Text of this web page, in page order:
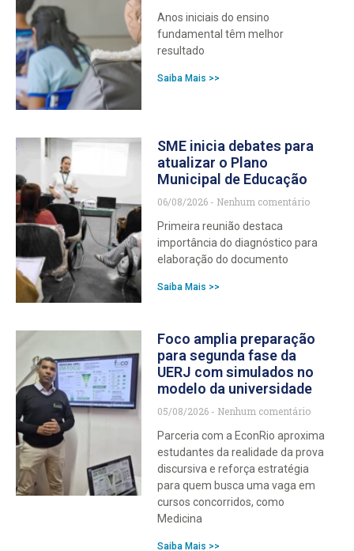
Anos iniciais do ensino
fundamental têm melhor
resultado
Saiba Mais >>
SME inicia debates para
atualizar o Plano
Municipal de Educação
06/08/2026
Nenhum comentário
Primeira reunião destaca
importância do diagnóstico para
elaboração do documento
Saiba Mais >>
Foco amplia preparação
para segunda fase da
UERJ com simulados no
modelo da universidade
05/08/2026
Nenhum comentário
Parceria com a EconRio aproxima
estudantes da realidade da prova
discursiva e reforça estratégia
para quem busca uma vaga em
cursos concorridos, como
Medicina
Saiba Mais >>